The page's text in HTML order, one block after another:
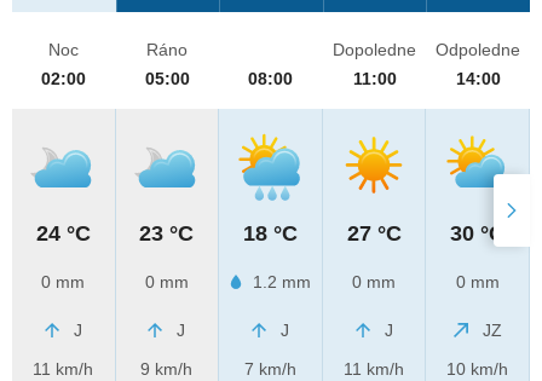
Noc
02:00
24 °C
0 mm
J
11 km/h
Ráno
05:00
23 °C
0 mm
J
9 km/h
08:00
18 °C
1.2 mm
J
7 km/h
Dopoledne
11:00
27 °C
0 mm
J
11 km/h
Odpoledne
14:00
30 °C
0 mm
JZ
10 km/h